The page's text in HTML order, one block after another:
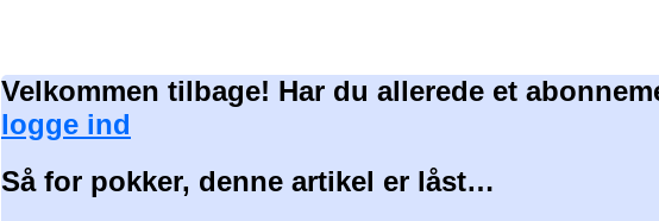
Velkommen tilbage! Har du allerede et
logge ind
Så for pokker, denne artikel er låst…